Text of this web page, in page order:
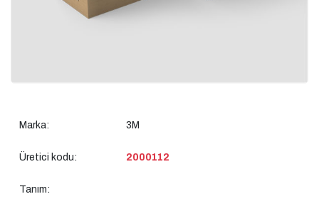
Marka: 3M
Üretici kodu: 2000112
Tanım: